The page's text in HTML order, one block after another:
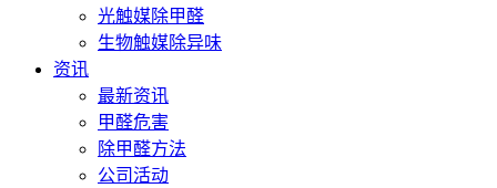
光触媒除甲醛
生物触媒除异味
资讯
最新资讯
甲醛危害
除甲醛方法
公司活动